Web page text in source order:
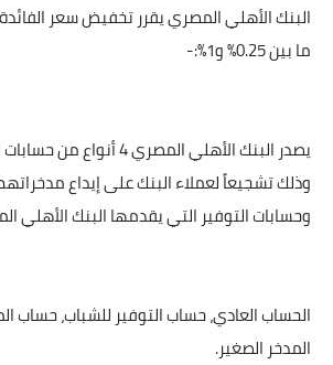
البنك الأهلي المصري يقرر تخفيض سعر
ما بين 0.25% و1%:-
يصدر البنك الأهلي المصري 4
وذلك تشجيعاً لعملاء البنك على إيداع
وحسابات التوفير التي يقدمها البنك الأهلي
الحساب العادي، حساب التوفير للشباب، حساب
المدخر الصغير.